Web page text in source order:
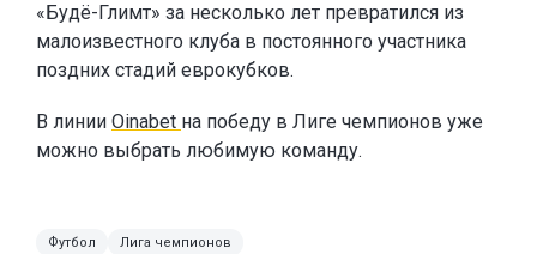
«Будё-Глимт» за несколько лет превратился из
малоизвестного клуба в постоянного участника
поздних стадий еврокубков.
В линии Oinabet на победу в Лиге чемпионов уже
можно выбрать любимую команду.
Футбол Лига чемпионов